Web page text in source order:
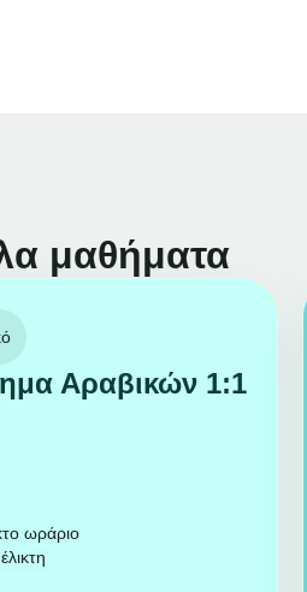
μαθήματα
Αραβικών 1:1
ωράριο